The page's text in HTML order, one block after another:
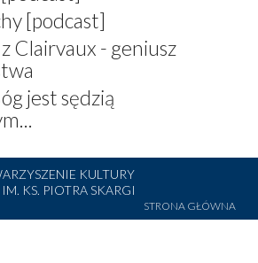
[podcast]
Clairvaux - geniusz
jest sędzią
KULTURY
KS. PIOTRA SKARGI
STRONA GŁÓWNA